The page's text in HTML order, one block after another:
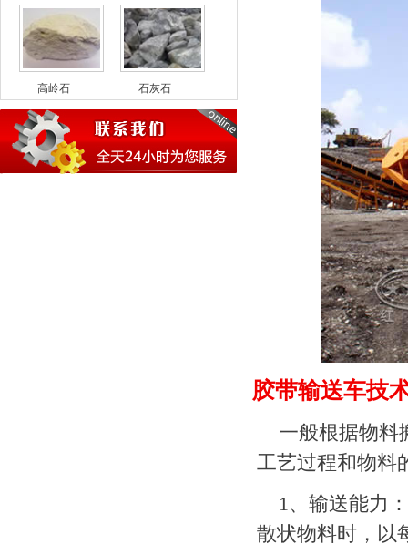
高岭石 石灰石
胶带输送车技
一般根据物料
工艺过程和物料
1、输送能力
散状物料时，以